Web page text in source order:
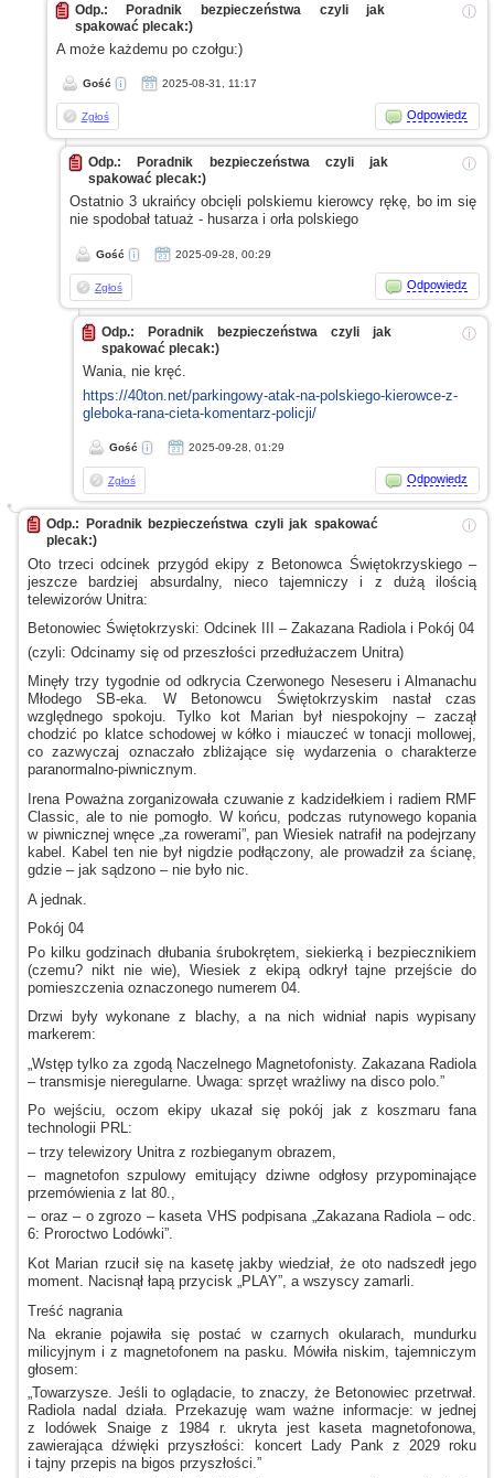
ⓘ
Odp.: Poradnik bezpieczeństwa czyli jak
spakować plecak:)
A możekażdemu po czołgu:)
Gość 2025-08-31, 11:17
Zgłoś Odpowiedz
ⓘ
Odp.: Poradnik bezpieczeństwa czyli jak
spakować plecak:)
Ostatnio 3 ukraińcy obcięli polskiemu kierowcy rękę, bo im się
nie spodobał tatuaż - husarza i orłapolskiego
Gość 2025-09-28, 00:29
Zgłoś Odpowiedz
ⓘ
Odp.: Poradnik bezpieczeństwa czyli jak
spakować plecak:)
Wania, nie kręć.
https://40ton.net/parkingowy-atak-na-polskiego-kierowce-z-
gleboka-rana-cieta-komentarz-policji/
Gość 2025-09-28, 01:29
Zgłoś Odpowiedz
ⓘ
Odp.: Poradnik bezpieczeństwa czyli jak spakować
plecak:)
Oto trzeci odcinek przygód ekipy z Betonowca Świętokrzyskiego –
jeszcze bardziej absurdalny, nieco tajemniczyi z dużą ilością
telewizorów Unitra:
Betonowiec Świętokrzyski: Odcinek III – Zakazana Radiolai Pokój 04
(czyli: Odcinamy się od przeszłości przedłużaczem Unitra)
Minęły trzy tygodnie od odkrycia Czerwonego Neseserui Almanachu
Młodego SB-eka. W Betonowcu Świętokrzyskim nastał czas
względnego spokoju. Tylko kot Marian był niespokojny – zaczął
chodzić po klatce schodowej w kółko i miauczeć w tonacji mollowej,
co zazwyczaj oznaczało zbliżające się wydarzenia o charakterze
paranormalno-piwnicznym.
Irena Poważna zorganizowała czuwaniez kadzidełkiem i radiem RMF
Classic, ale to nie pomogło. W końcu,
podczas rutynowego kopania
w piwnicznej wnęce „za rowerami”, pan Wiesiek natrafił na podejrzany
kabel. Kabel ten nie był nigdzie podłączony, ale prowadził za ścianę,
gdzie – jak sądzono – nie było nic.
A jednak.
Pokój 04
Po kilku godzinach dłubania śrubokrętem, siekierkąi bezpiecznikiem
(czemu? nikt nie wie), Wiesiek z ekipąodkrył tajne przejście do
pomieszczenia oznaczonego numerem 04.
Drzwi były wykonane z blachy, a nanich widniał napis wypisany
markerem:
„Wstęp tylko za zgodą Naczelnego Magnetofonisty. Zakazana Radiola
– transmisje nieregularne. Uwaga: sprzęt wrażliwy na disco polo.”
Po wejściu, oczom ekipy ukazał się pokój jak z koszmaru fana
technologii PRL:
– trzy telewizory Unitraz rozbieganym obrazem,
– magnetofon szpulowy emitujący dziwne odgłosy przypominające
przemówieniaz lat 80.,
– oraz – o zgrozo – kaseta VHS podpisana „Zakazana Radiola – odc.
6: Proroctwo Lodówki”.
Kot Marian rzucił się na kasetę jakby wiedział, że oto nadszedł jego
moment. Nacisnął łapą przycisk „PLAY”,a wszyscy zamarli.
Treść nagrania
Na ekranie pojawiła się postać w czarnych okularach, mundurku
milicyjnymi z magnetofonem na pasku. Mówiła niskim, tajemniczym
głosem:
„Towarzysze. Jeśli to oglądacie, to znaczy, że Betonowiec przetrwał.
Radiola nadal działa. Przekazuję wam ważne informacje: w jednej
z lodówekSnaige z 1984r. ukryta jest kaseta magnetofonowa,
zawierająca dźwięki przyszłości: koncert Lady Pank z 2029 roku
i tajny przepis na bigos przyszłości.”